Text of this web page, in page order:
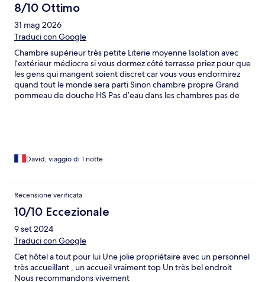
8/10 Ottimo
31 mag 2026
Traduci con Google
Chambre supérieur très petite Literie moyenne Isolation avec
l’extérieur médiocre si vous dormez côté terrasse priez pour que
les gens qui mangent soient discret car vous vous endormirez
quand tout le monde sera parti Sinon chambre propre Grand
pommeau de douche HS Pas d’eau dans les chambres pas de
David, viaggio di 1 notte
Recensione verificata
10/10 Eccezionale
9 set 2024
Traduci con Google
Cet hôtel a tout pour lui Une jolie propriétaire avec un personnel
très accueillant , un accueil vraiment top Un très bel endroit
Nous recommandons vivement